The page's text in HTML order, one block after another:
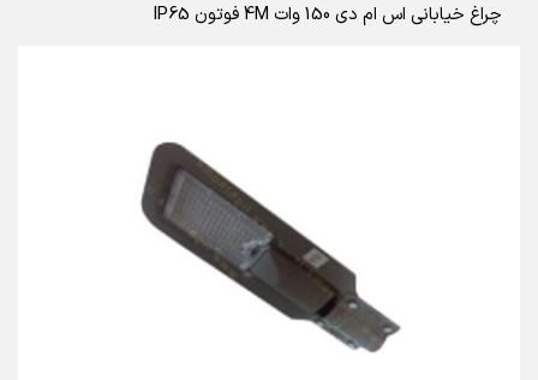
چراغ خیابانی اس ام دی 150 وات 4M فوتون IP65